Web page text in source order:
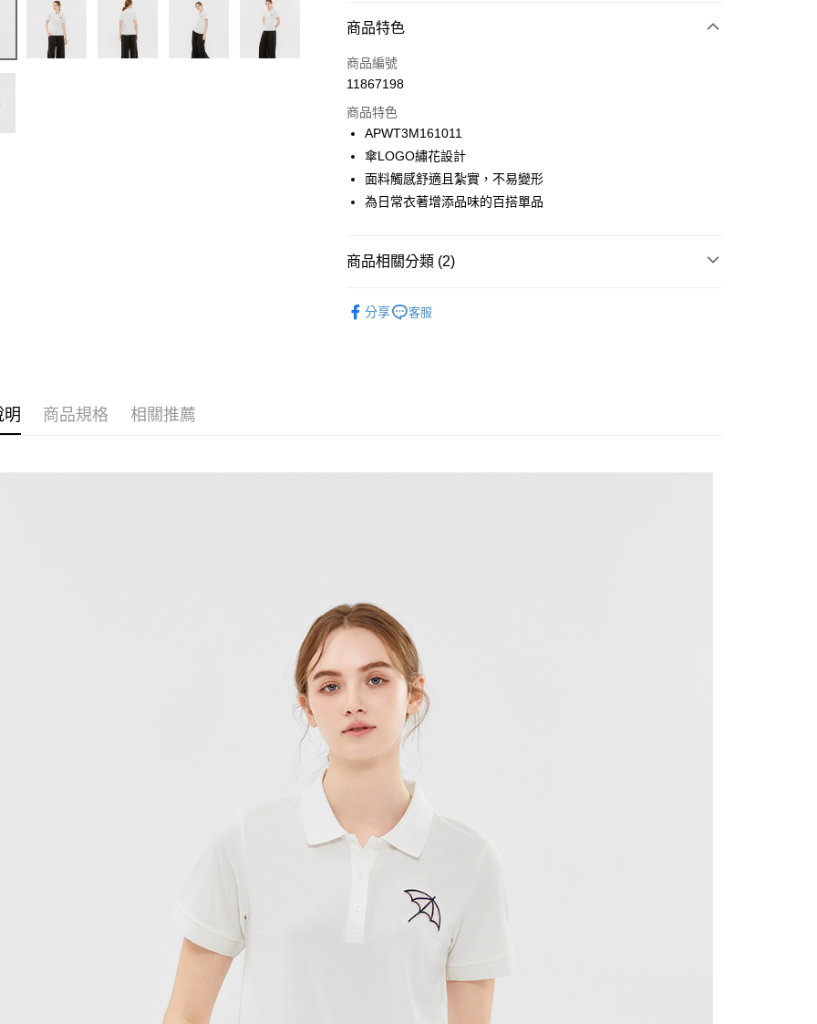
付款方式
信用卡一次付款
Apple Pay
悠遊付
Google Pay
付款後全家取貨
商品特色
商品編號
11867198
商品特色
APWT3M161011
傘LOGO繡花設計
面料觸感舒適且紮實，不易變形
為日常衣著增添品味的百搭單品
商品相關分類 (2)
分享 客服
明 商品規格 相關推薦